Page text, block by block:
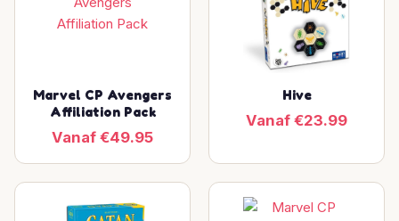
Marvel CP Avengers
Affiliation Pack
Vanaf €49.95
Hive
Vanaf €23.99